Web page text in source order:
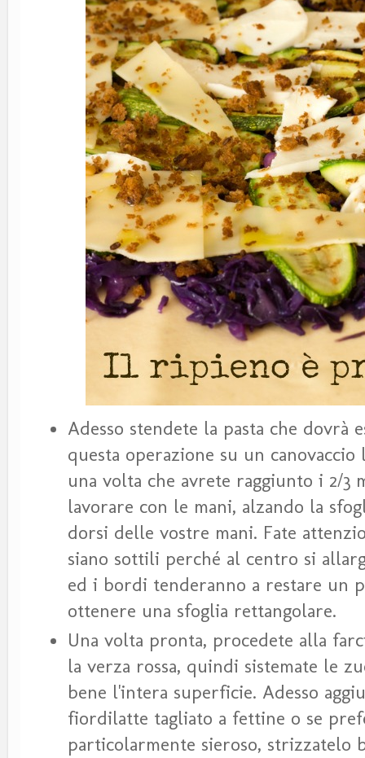
Adesso stendete la pasta che dovrà
questa operazione su un
una volta che avrete raggiunto i 2/3
lavorare con le mani, alzando la
dorsi delle vostre mani. Fate
siano sottili perché al centro si
ed i bordi tenderanno a restare un
ottenere una sfoglia rettangolare.
Una volta pronta, procedete alla
la verza rossa, quindi sistemate le
bene l'intera superficie. Adesso
fiordilatte tagliato a fettine o se
particolarmente sieroso, strizzatelo